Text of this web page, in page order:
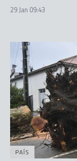
29 Jan 09:43
PAÍS